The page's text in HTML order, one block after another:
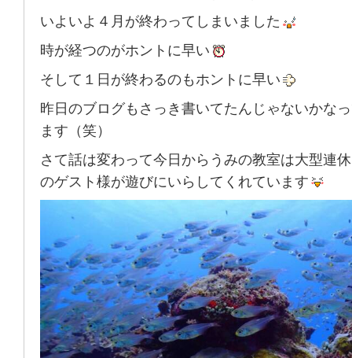
いよいよ４月が終わってしまいました
時が経つのがホントに早い
そして１日が終わるのもホントに早い
昨日のブログもさっき書いてたんじゃないかな
ます（笑）
さて話は変わって今日からうみの教室は大型連
のゲスト様が遊びにいらしてくれています